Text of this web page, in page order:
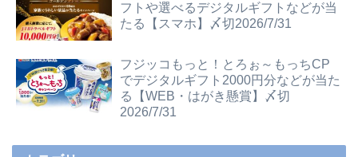
フトや選べるデジタルギフトなどが当
たる【スマホ】〆切2026/7/31
フジッコもっと！とろぉ～もっちCP
でデジタルギフト2000円分などが当た
る【WEB・はがき懸賞】〆切
2026/7/31